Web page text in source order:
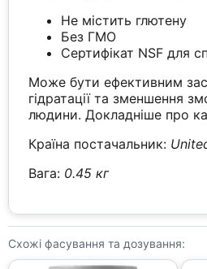
Не містить глютену
Без ГМО
Сертифікат NSF для
Може бути ефективним
гідратації та зменшення
людини.Докладніше про
Країна постачальник:
Вага: 0.45 кг
Схожі фасування та дозування: